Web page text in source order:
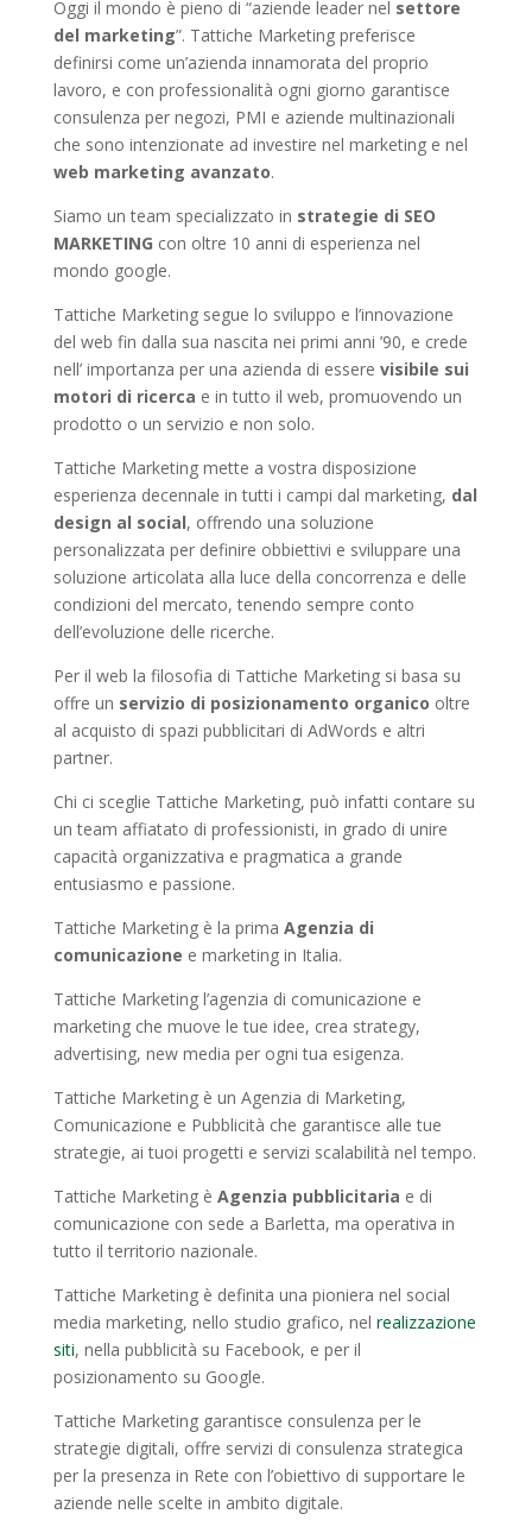
Oggi il mondo è pieno di “aziende leader nel settore
del marketing”. Tattiche Marketing preferisce
definirsi come un’azienda innamorata del proprio
lavoro, e con professionalità ogni giorno garantisce
consulenza per negozi, PMI e aziende multinazionali
che sono intenzionate ad investire nel marketing e nel
web marketing avanzato.
Siamo un team specializzato in strategie di SEO
MARKETING con oltre 10 anni di esperienza nel
mondo google.
Tattiche Marketing segue lo sviluppo e l’innovazione
del web fin dalla sua nascita nei primi anni ’90, e crede
nell’ importanza per una azienda di essere visibile sui
motori di ricerca e in tutto il web, promuovendo un
prodotto o un servizio e non solo.
Tattiche Marketing mette a vostra disposizione
esperienza decennale in tutti i campi dal marketing, dal
design al social, offrendo una soluzione
personalizzata per definire obbiettivi e sviluppare una
soluzione articolata alla luce della concorrenza e delle
condizioni del mercato, tenendo sempre conto
dell’evoluzione delle ricerche.
Per il web la filosofia di Tattiche Marketing si basa su
offre un servizio di posizionamento organico oltre
al acquisto di spazi pubblicitari di AdWords e altri
partner.
Chi ci sceglie Tattiche Marketing, può infatti contare su
un team affiatato di professionisti, in grado di unire
capacità organizzativa e pragmatica a grande
entusiasmo e passione.
Tattiche Marketing è la prima Agenzia di
comunicazione e marketing in Italia.
Tattiche Marketing l’agenzia di comunicazione e
marketing che muove le tue idee, crea strategy,
advertising, new media per ogni tua esigenza.
Tattiche Marketing è un Agenzia di Marketing,
Comunicazione e Pubblicità che garantisce alle tue
strategie, ai tuoi progetti e servizi scalabilità nel tempo.
Tattiche Marketing è Agenzia pubblicitaria e di
comunicazione con sede a Barletta, ma operativa in
tutto il territorio nazionale.
Tattiche Marketing è definita una pioniera nel social
media marketing, nello studio grafico, nel realizzazione
siti, nella pubblicità su Facebook, e per il
posizionamento su Google.
Tattiche Marketing garantisce consulenza per le
strategie digitali, offre servizi di consulenza strategica
per la presenza in Rete con l’obiettivo di supportare le
aziende nelle scelte in ambito digitale.